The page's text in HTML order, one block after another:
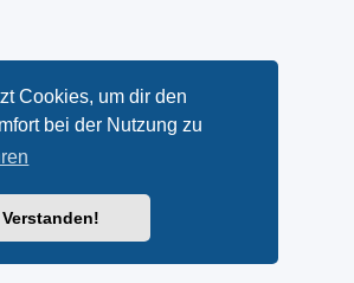
Cookies, um dir den
bei der Nutzung zu
Verstanden!